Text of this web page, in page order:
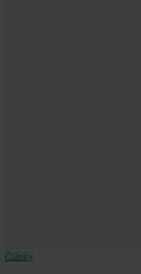
Články